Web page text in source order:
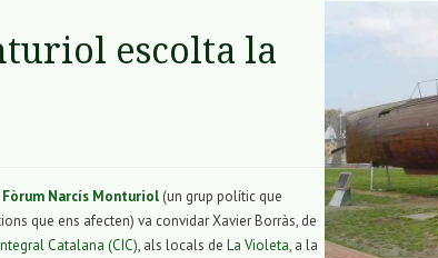
escolta la
Fòrum Narcís Monturiol (un grup polític que
que ens afecten) va convidar Xavier Borràs, de
Catalana (CIC), als locals de La Violeta, a la